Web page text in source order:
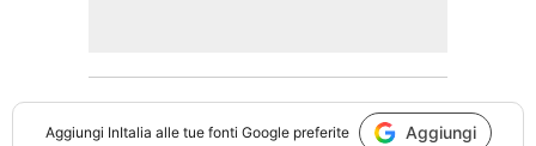
Aggiungi InItalia alle tue fonti Google preferite Aggiungi